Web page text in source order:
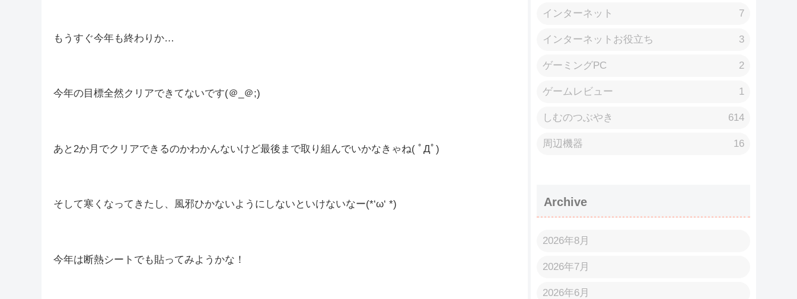
インターネット 7
インターネットお役立ち 3
ゲーミングPC 2
ゲームレビュー 1
しむのつぶやき 614
周辺機器 16
Archive
2026年8月
2026年7月
2026年6月